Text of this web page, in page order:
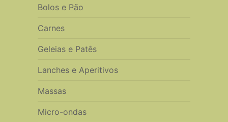
Bolos e Pão
Carnes
Geleias e Patês
Lanches e Aperitivos
Massas
Micro-ondas